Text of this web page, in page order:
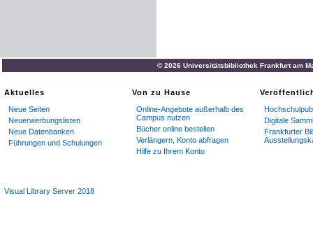
© 2026 Universitätsbibliothek Frankfurt am
Aktuelles
Neue Seiten
Neuerwerbungslisten
Neue Datenbanken
Führungen und Schulungen
Von zu Hause
Online-Angebote außerhalb des
Campus nutzen
Bücher online bestellen
Verlängern, Konto abfragen
Hilfe zu Ihrem Konto
Digitale
Frankfurter
Visual Library Server 2018